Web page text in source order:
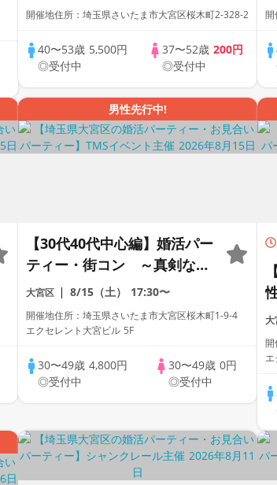
開催地住所：埼玉県さいたま市大宮区桜木町2-328-2
40〜53歳 5,500円
◎受付中
37〜52歳200円
◎受付中
開
男性先行中!
【30代40代中心編】婚活パー
ティー・街コン ～真剣な出
会い～
大宮区 8/15（土） 17:30〜
開催地住所：埼玉県さいたま市大宮区桜木町1-9-4
エクセレント大宮ビル 5F
30〜49歳 4,800円
◎受付中
30〜49歳0円
◎受付中
大
開